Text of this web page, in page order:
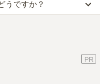
周りの暮石も霊園内もき
わせてもらっています。
なお店を利用することが
相場は、一般墓が約157万円
のが悪い、という訳ではあ
｣から徒歩約4分です。
図・交通アクセス」欄をご
うですか？
です。特に交通利便性、周
ジェイアール山手線の日暮
事は上野でやることが多
す。